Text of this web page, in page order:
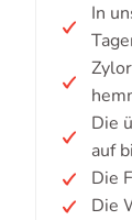
In
Die
auf
Die
Die